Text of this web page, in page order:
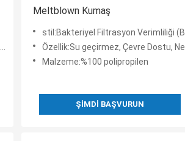
Meltblown Kumaş
stil:Bakteriyel Filtrasyon Verimliliği (BFE %90-95)-FFP2
Özellik:Su geçirmez, Çevre Dostu, Nefes Alabilir, Antistatik, Antibakteri
Malzeme:%100 polipropilen
ŞIMDI BAŞVURUN